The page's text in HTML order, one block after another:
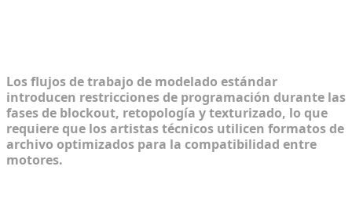
Los flujos de trabajo de modelado estándar
introducen restricciones de programación durante las
fases de blockout, retopología y texturizado, lo que
requiere que los artistas técnicos utilicen formatos de
archivo optimizados para la compatibilidad entre
motores.